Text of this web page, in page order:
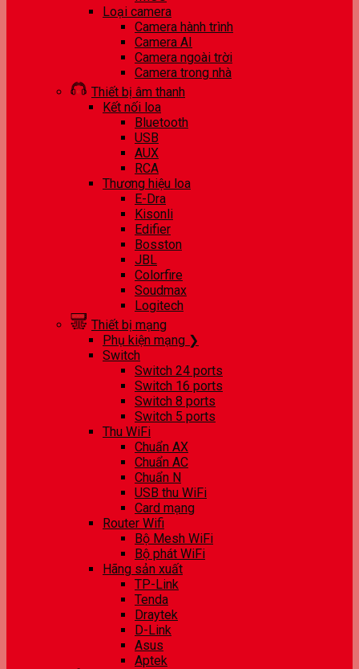
Loại camera
Camera hành trình
Camera AI
Camera ngoài trời
Camera trong nhà
Thiết bị âm thanh
Kết nối loa
Bluetooth
USB
AUX
RCA
Thương hiệu loa
E-Dra
Kisonli
Edifier
Bosston
JBL
Colorfire
Soudmax
Logitech
Thiết bị mạng
Phụ kiện mạng ❯
Switch
Switch 24 ports
Switch 16 ports
Switch 8 ports
Switch 5 ports
Thu WiFi
Chuẩn AX
Chuẩn AC
Chuẩn N
USB thu WiFi
Card mạng
Router Wifi
Bộ Mesh WiFi
Bộ phát WiFi
Hãng sản xuất
TP-Link
Tenda
Draytek
D-Link
Asus
Aptek